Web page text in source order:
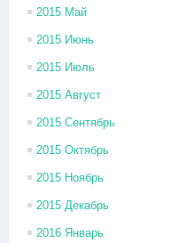
2015 Май
2015 Июнь
2015 Июль
2015 Август
2015 Сентябрь
2015 Октябрь
2015 Ноябрь
2015 Декабрь
2016 Январь